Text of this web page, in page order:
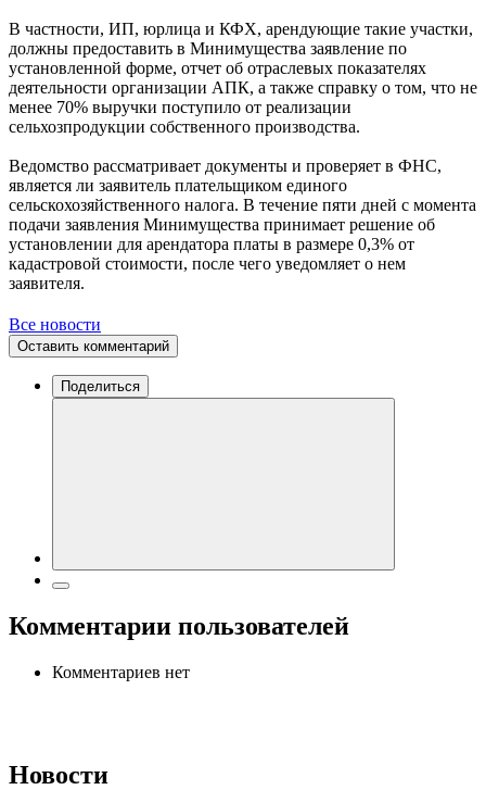
В частности, ИП, юрлица и КФХ, арендующие такие участки,
должны предоставить в Минимущества заявление по
установленной форме, отчет об отраслевых показателях
деятельности организации АПК, а также справку о том, что не
менее 70% выручки поступило от реализации
сельхозпродукции собственного производства.
Ведомство рассматривает документы и проверяет в ФНС,
является ли заявитель плательщиком единого
сельскохозяйственного налога. В течение пяти дней с момента
подачи заявления Минимущества принимает решение об
установлении для арендатора платы в размере 0,3% от
кадастровой стоимости, после чего уведомляет о нем
заявителя.
Все новости
Оставить комментарий
Поделиться
Комментарии пользователей
Комментариев нет
Новости